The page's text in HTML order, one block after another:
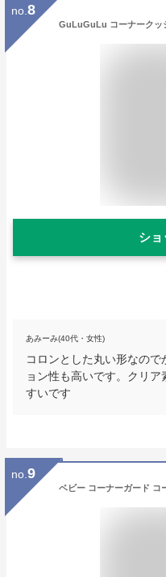
no. 8
ショ
あみーみ(40代・女性)
コロンとした丸い形なの
ョン性も高いです。クリ
すいです
no. 9